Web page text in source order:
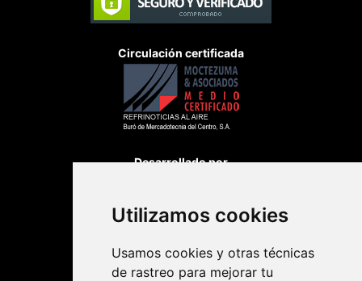
Utilizamos cookies
Usamos cookies y otras técnicas
de rastreo para mejorar tu
Circulación certificada
Desarrollado por
Edición digital con tecnología